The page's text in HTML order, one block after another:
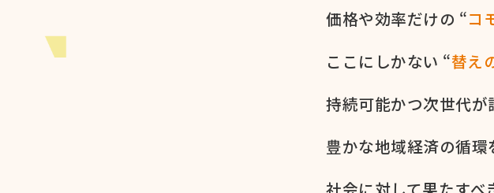
価格や​効率だけの​ “コ
ここに​しかない​ “替え
持続可能かつ次世代が​
豊かな​地域経済の​循
社会に​対して​果た​すべ